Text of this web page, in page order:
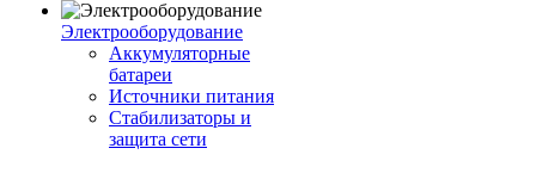
Электрооборудование
Аккумуляторные
батареи
Источники питания
Стабилизаторы и
защита сети